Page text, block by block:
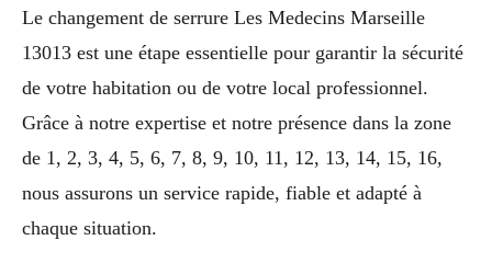
Le changement de serrure Les Medecins Marseille
13013 est une étape essentielle pour garantir la sécurité
de votre habitation ou de votre local professionnel.
Grâce à notre expertise et notre présence dans la zone
de 1, 2, 3, 4, 5, 6, 7, 8, 9, 10, 11, 12, 13, 14, 15, 16,
nous assurons un service rapide, fiable et adapté à
chaque situation.